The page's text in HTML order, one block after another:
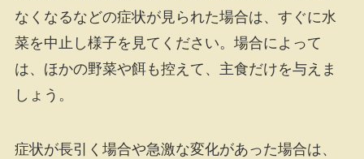
なくなるなどの症状が見られた場合は、すぐに水
菜を中止し様子を見てください。場合によって
は、ほかの野菜や餌も控えて、主食だけを与えま
しょう。
症状が長引く場合や急激な変化があった場合は、